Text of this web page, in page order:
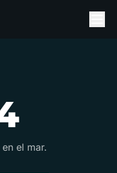
el mar.